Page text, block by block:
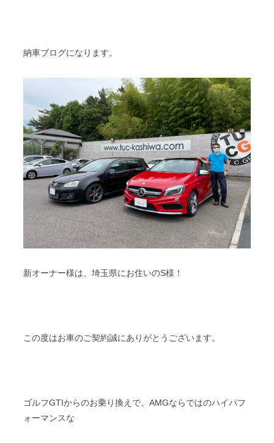
納車ブログになります。
新オーナー様は、埼玉県にお住いのS様！
この度はお車のご契約誠にありがとうございます。
ゴルフGTIからのお乗り換えで、AMGならではのハイパフ
ォーマンスな